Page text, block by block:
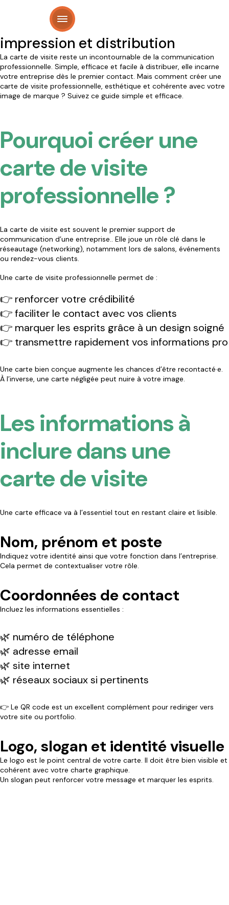
Panneau de gestion des cookies
Créer sa carte de visite : conseils
et étapes de conception,
impression et distribution
La carte de visite reste un incontournable de la communication
professionnelle. Simple, efficace et facile à distribuer, elle incarne
votre entreprise dès le premier contact. Mais comment créer une
carte de visite professionnelle, esthétique et cohérente avec votre
image de marque ? Suivez ce guide simple et efficace.
Pourquoi créer une
carte de visite
professionnelle ?
La carte de visite est souvent le premier support de
communication d’une entreprise.. Elle joue un rôle clé dans le
réseautage (networking), notamment lors de salons, événements
ou rendez-vous clients.
Une carte de visite professionnelle permet de :
👉 renforcer votre crédibilité
👉 faciliter le contact avec vos clients
👉 marquer les esprits grâce à un design soigné
👉 transmettre rapidement vos informations pro
Une carte bien conçue augmente les chances d’être recontacté·e.
À l’inverse, une carte négligée peut nuire à votre image.
Les informations à
inclure dans une
carte de visite
Une carte efficace va à l’essentiel tout en restant claire et lisible.
Nom, prénom et poste
Indiquez votre identité ainsi que votre fonction dans l’entreprise.
Cela permet de contextualiser votre rôle.
Coordonnées de contact
Incluez les informations essentielles :
🌿 numéro de téléphone
🌿 adresse email
🌿 site internet
🌿 réseaux sociaux si pertinents
👉 Le QR code est un excellent complément pour rediriger vers
votre site ou portfolio.
Logo, slogan et identité visuelle
Le logo est le point central de votre carte. Il doit être bien visible et
cohérent avec votre charte graphique.
Un slogan peut renforcer votre message et marquer les esprits.